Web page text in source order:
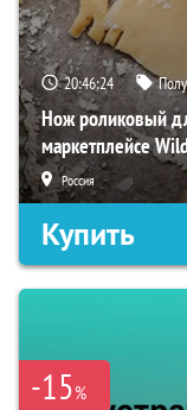
20:46:23
Нож роликовый
маркетплейсе
Россия
Купить
-15%